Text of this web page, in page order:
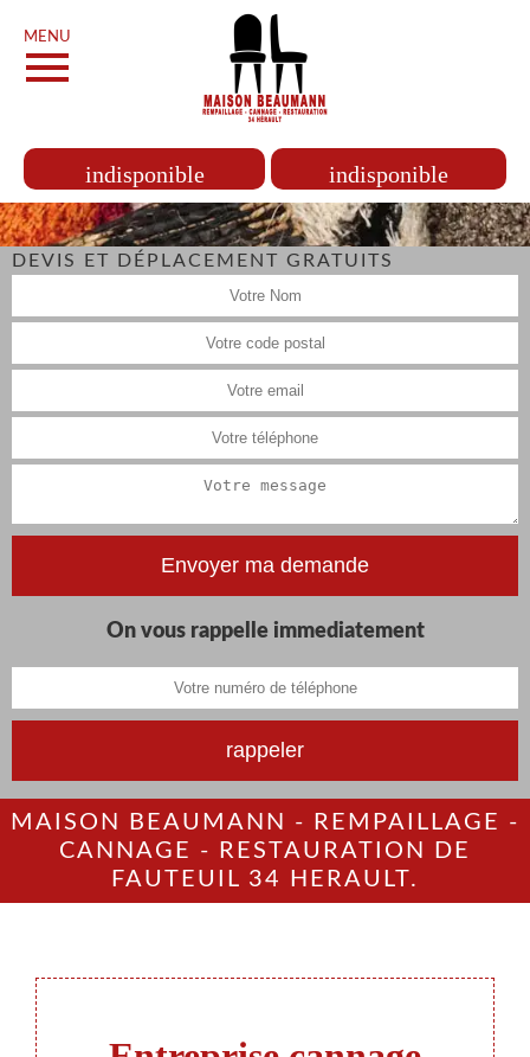
MENU
indisponible indisponible
DEVIS ET DÉPLACEMENT GRATUITS
On vous rappelle immediatement
MAISON BEAUMANN - REMPAILLAGE -
CANNAGE - RESTAURATION DE
FAUTEUIL 34 HERAULT.